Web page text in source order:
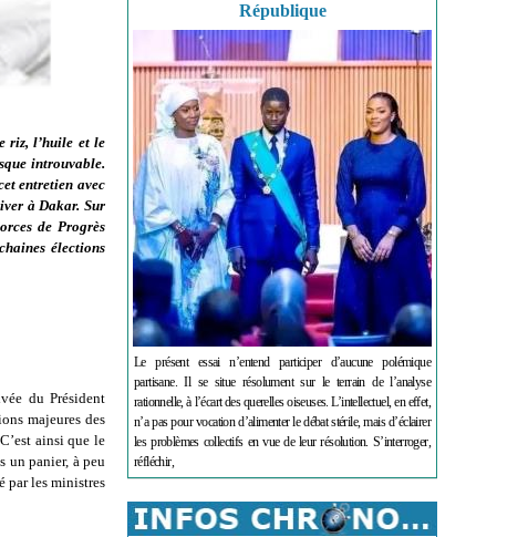
riz, l’huile et le
introuvable.
entretien avec
à Dakar. Sur
de Progrès
élections
du Président
majeures des
ainsi que le
un panier, à peu
par les ministres
République
Le présent essai n’entend participer d’aucune polémique
partisane. Il se situe résolument sur le terrain de l’analyse
rationnelle, à l’écart des querelles oiseuses. L’intellectuel, en effet,
n’a pas pour vocation d’alimenter le débat stérile, mais d’éclairer
les problèmes collectifs en vue de leur résolution. S’interroger,
réfléchir,